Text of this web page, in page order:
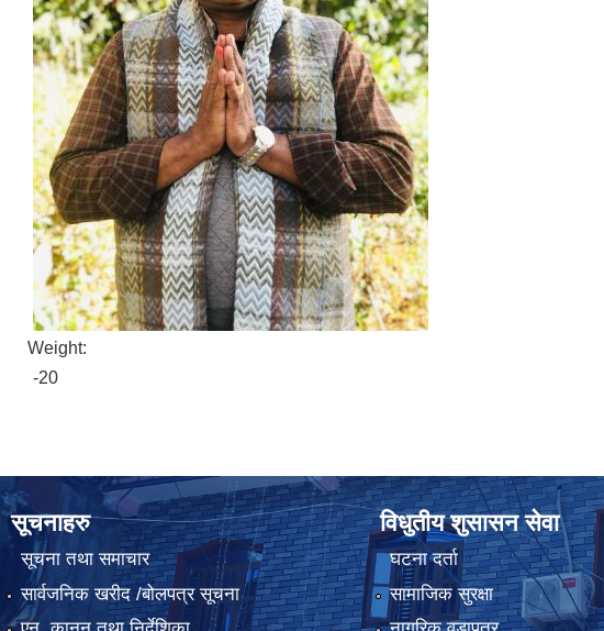
Weight:
-20
सूचनाहरु
सूचना तथा समाचार
सार्वजनिक खरीद /बोलपत्र सूचना
विधुतीय शुसासन सेवा
घटना दर्ता
सामाजिक सुरक्षा